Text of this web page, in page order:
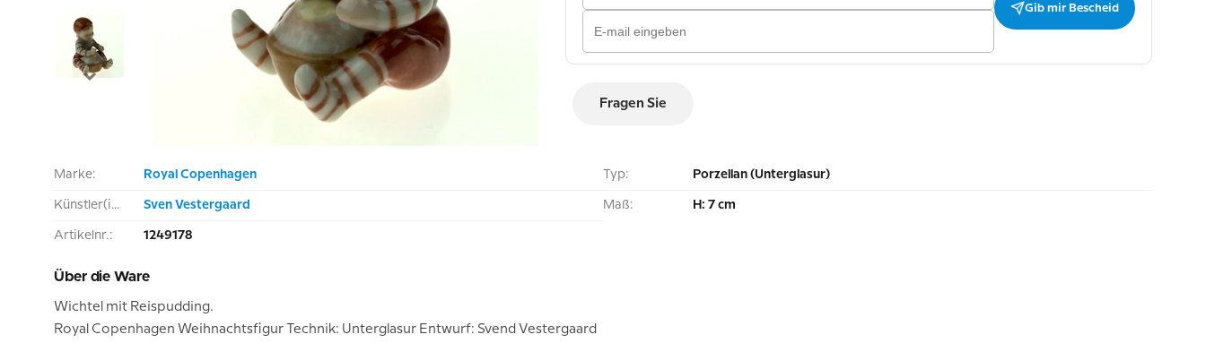
Gib mir Bescheid
Fragen Sie
Marke: Royal Copenhagen
Künstler(in): Sven Vestergaard
Artikelnr.: 1249178
Typ: Porzellan (Unterglasur)
Maß: H: 7 cm
Über die Ware
Wichtel mit Reispudding.
Royal Copenhagen Weihnachtsfigur Technik: Unterglasur Entwurf: Svend Vestergaard